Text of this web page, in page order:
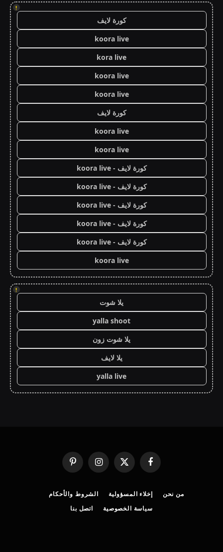
!
كورة لايف
koora live
kora live
koora live
koora live
كورة لايف
koora live
koora live
كورة لايف - koora live
كورة لايف - koora live
كورة لايف - koora live
كورة لايف - koora live
كورة لايف - koora live
koora live
!
يلا شوت
yalla shoot
يلا شوت زون
يلا لايف
yalla live
فيسبوك
X
(Twitter)
الانستغرامبينتيريست
من نحن إخلاء المسؤولية
الشروط والأحكام
سياسة الخصوصية
اتصل بنا